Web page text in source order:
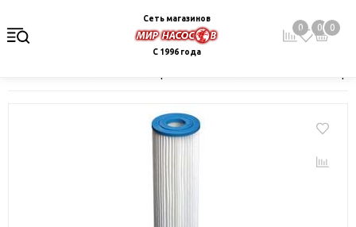
Сеть магазинов
С 1996 года
0 0 0